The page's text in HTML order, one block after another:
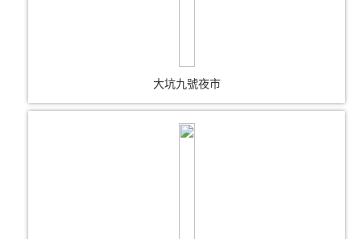
大坑九號夜市